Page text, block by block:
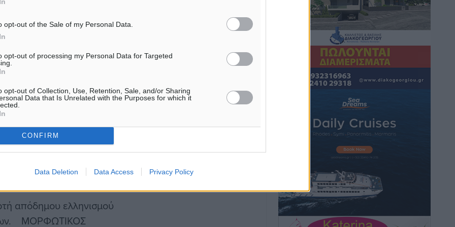
opt-out of the Sale of my Personal Data.
opt-out of processing my Personal Data for Targeted
opt-out of Collection, Use, Retention, Sale, and/or Sharing
Data that Is Unrelated with the Purposes for which it
CONFIRM
Data Deletion Data Access Privacy Policy
Γιορτή με
ΣΥΛΛΟΓΟΣ
Γιορτή με
ΕΞΩΡΑΪΣΤΙΚΟΣ
παράσταση: «Χιονάτη
ΚΡΕΜΑΣΤΗΣ
απόδημου ελληνισμού
ΜΟΡΦΩΤΙΚΟΣ
κάπνισμα
• πριν 2 ώρες
Έκτακτο επίδομα παιδιού: Έως 10
Αυγούστου η προθεσμία για ΑΦΜ –
Ποιοι πάνε ταμείο
• πριν 2 ώρες
ASTYBUS: 27.642 διαδρομές στην
Αστυπάλαια – Το «έξυπνο» μοντέλο
μετακίνησης που έγινε μέρος της
καθημερινότητας
πριν 2 ώρες
Ερώτηση Μπελέρη σε Κομισιόν για τη
δημιουργία «σύγχρονου Ευρωπαϊκού
Καταστροφών»